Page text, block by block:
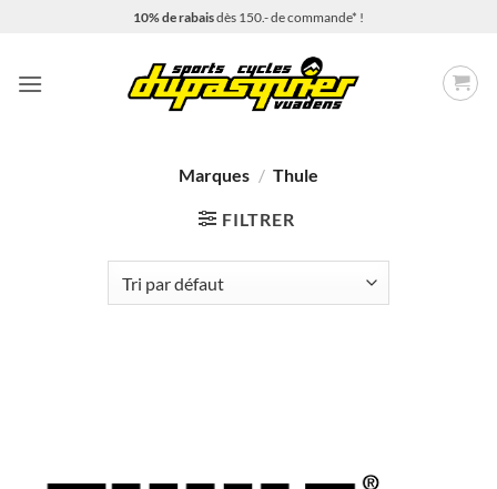
10% de rabaisdès 150.- de commande* !
Marques / Thule
FILTRER